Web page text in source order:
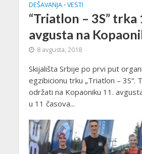
DEŠAVANJA • VESTI
“Triatlon – 3S” trka
avgusta na
8 avgusta, 2018
Skijališta Srbije po prvi put
egzibicionu trku „Triatlon – 3S“.
održati na Kopaoniku 11.
u 11 časova...